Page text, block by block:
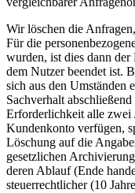
Wir löschen die
Für die
wurden, ist dies dann
dem Nutzer beendet ist.
sich aus den Umständen
Sachverhalt
Erforderlichkeit alle zwei
Kundenkonto verfügen,
Löschung auf die
gesetzlichen
deren Ablauf (Ende
steuerrechtlicher (10